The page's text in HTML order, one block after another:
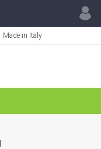
Made in Italy